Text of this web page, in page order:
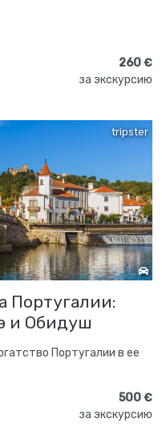
260 €
за экскурсию
tripster
Португалии:
и Обидуш
Португалии в ее
500 €
за экскурсию